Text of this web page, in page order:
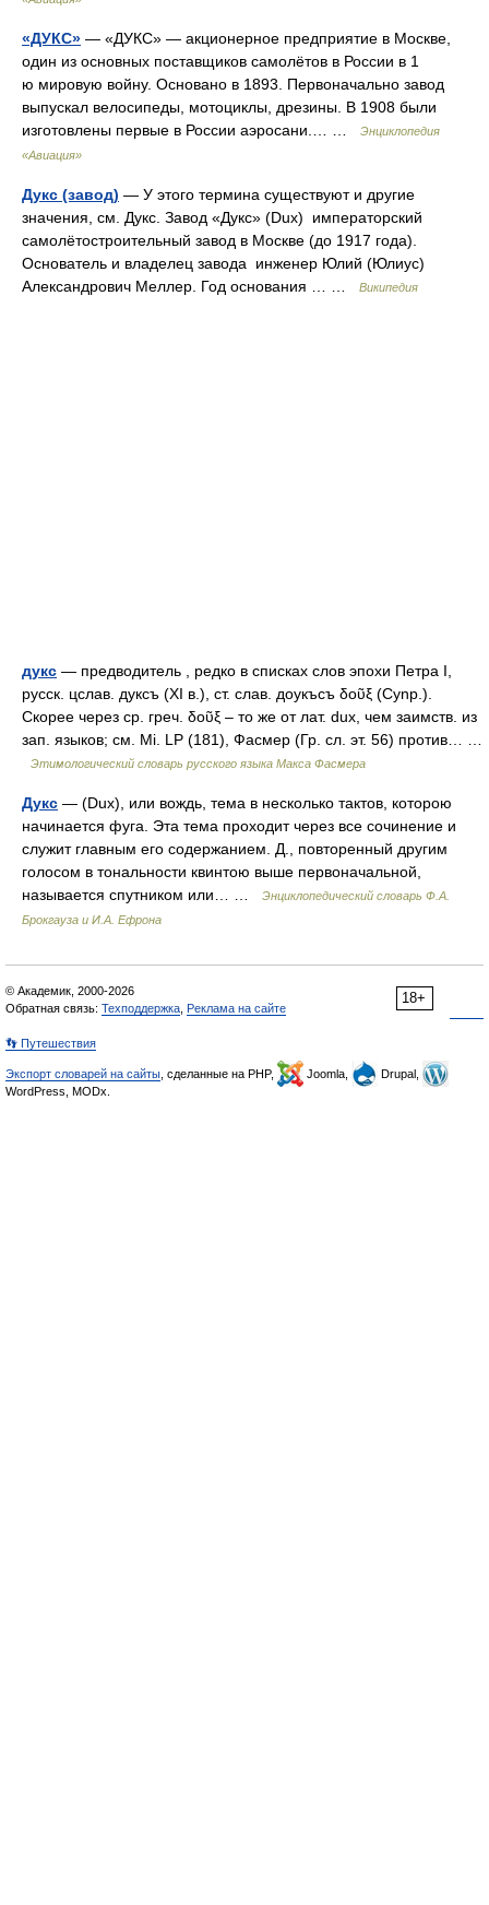
«ДУКС» — «ДУКС» — акционерное предприятие в Москве,
один из основных поставщиков самолётов в России в 1
ю мировую войну. Основано в 1893. Первоначально завод
выпускал велосипеды, мотоциклы, дрезины. В 1908 были
изготовлены первые в России аэросани.… …
Энциклопедия
«Авиация»
Дукс (завод) — У этого термина существуют и другие
значения, см. Дукс. Завод «Дукс» (Dux) императорский
самолётостроительный завод в Москве (до 1917 года).
Основатель и владелец завода инженер Юлий (Юлиус)
Александрович Меллер. Год основания … …
Википедия
дукс — предводитель , редко в списках слов эпохи Петра I,
русск. цслав. дуксъ (XI в.), ст. слав. доукъсъ δοῦξ (Cynp.).
Скорее через ср. греч. δοῦξ – то же от лат. dux, чем заимств. из
зап. языков; см. Mi. LP (181), Фасмер (Гр. сл. эт. 56) против… …
Этимологический словарь русского языка Макса Фасмера
Дукс — (Dux), или вождь, тема в несколько тактов, которою
начинается фуга. Эта тема проходит через все сочинение и
служит главным его содержанием. Д., повторенный другим
голосом в тональности квинтою выше первоначальной,
называется спутником или… …
Энциклопедический словарь Ф.А.
Брокгауза и И.А. Ефрона
18+
© Академик, 2000-2026
Обратная связь: Техподдержка Реклама на сайте
👣 Путешествия
Экспорт словарей на сайты , сделанные на PHP, Joomla,
Drupal,
WordPress, MODx.